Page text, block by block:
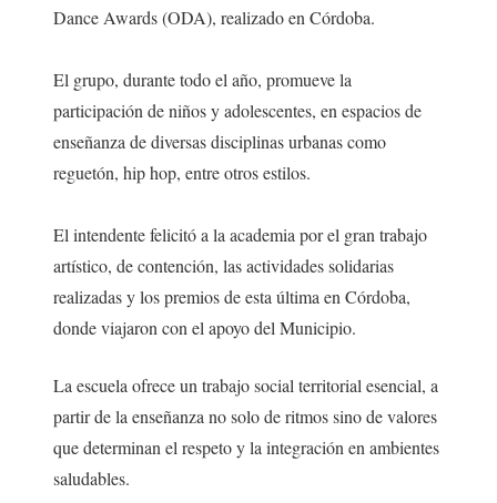
Dance Awards (ODA), realizado en Córdoba.
El grupo, durante todo el año, promueve la
participación de niños y adolescentes, en espacios de
enseñanza de diversas disciplinas urbanas como
reguetón, hip hop, entre otros estilos.
El intendente felicitó a la academia por el gran trabajo
artístico, de contención, las actividades solidarias
realizadas y los premios de esta última en Córdoba,
donde viajaron con el apoyo del Municipio. ⁣
La escuela ofrece un trabajo social territorial esencial, a
partir de la enseñanza no solo de ritmos sino de valores
que determinan el respeto y la integración en ambientes
saludables.